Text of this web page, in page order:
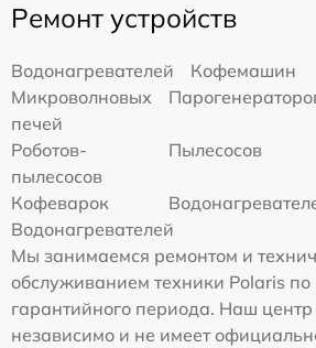
Ремонт устройств
Водонагревателей
Кофемашин
Микроволновых
печей
Роботов-
пылесосов
Пылесосов
Кофеварок
Водонагревателей
Мы занимаемся ремонтом и
обслуживанием техники Polaris по
гарантийного периода. Наш
независимо и не имеет